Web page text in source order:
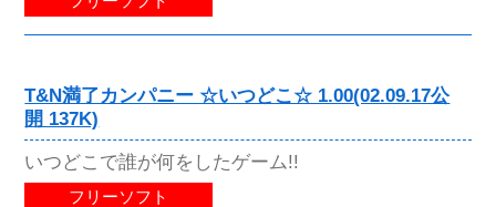
T&N満了カンパニー ☆いつどこ☆ 1.00(02.09.17公
開 137K)
いつどこで誰が何をしたゲーム!!
フリーソフト